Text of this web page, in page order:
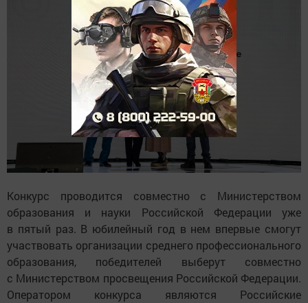
Конкурс проводится совместно с Министерством
образования и науки Российской Федерации уже
в пятый раз. В юбилейный год в нем впервые смогут
участвовать организации среднего профессионального
образования, победителей выберут совместно
с Министерством просвещения Российской Федерации.
Оператором конкурса являются Российские